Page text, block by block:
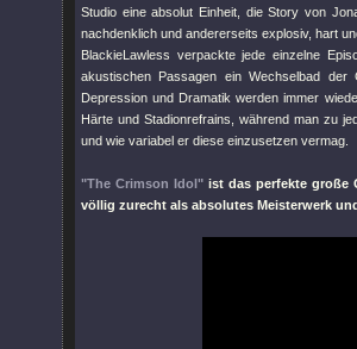
Studio eine absolut Einheit, die Story von
nachdenklich und andererseits explosiv, hart
BlackieLawless verpackte jede einzelne
akustischen Passagen ein Wechselbad
Depression und Dramatik werden immer
Härte und Stadionrefrains, während man zu
und wie variabel er diese einzusetzen vermag.
"The Crimson Idol" ist das perfekte große
völlig zurecht als absolutes Meisterwerk